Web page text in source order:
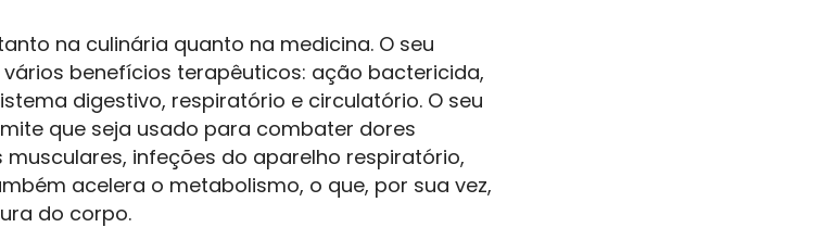
na culinária quanto na medicina. O seu
benefícios terapêuticos: ação bactericida,
digestivo, respiratório e circulatório. O seu
que seja usado para combater dores
infeções do aparelho respiratório,
acelera o metabolismo, o que, por sua vez,
do corpo.